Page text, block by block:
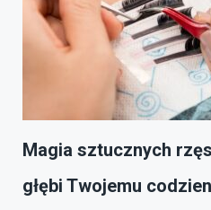
Magia sztucznych
głębi Twojemu